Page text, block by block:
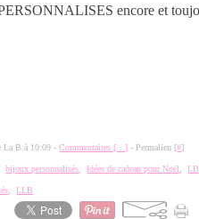
La B à 10:09 -Commentaires [ …] - Permalien [#]
,bijoux personnalisés ,Idées de cadeau pour Noël ,LB
,LLB